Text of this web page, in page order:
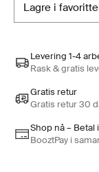
lagre i
Levering 1-4
Rask & gratis
Gratis retur
Gratis retur 30
Shop nå –
BooztPay i